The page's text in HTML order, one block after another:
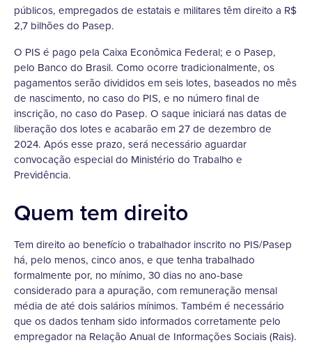
públicos, empregados de estatais e militares têm direito a R$
2,7 bilhões do Pasep.
O PIS é pago pela Caixa Econômica Federal; e o Pasep,
pelo Banco do Brasil. Como ocorre tradicionalmente, os
pagamentos serão divididos em seis lotes, baseados no mês
de nascimento, no caso do PIS, e no número final de
inscrição, no caso do Pasep. O saque iniciará nas datas de
liberação dos lotes e acabarão em 27 de dezembro de
2024. Após esse prazo, será necessário aguardar
convocação especial do Ministério do Trabalho e
Previdência.
Quem tem direito
Tem direito ao benefício o trabalhador inscrito no PIS/Pasep
há, pelo menos, cinco anos, e que tenha trabalhado
formalmente por, no mínimo, 30 dias no ano-base
considerado para a apuração, com remuneração mensal
média de até dois salários mínimos. Também é necessário
que os dados tenham sido informados corretamente pelo
empregador na Relação Anual de Informações Sociais (Rais).